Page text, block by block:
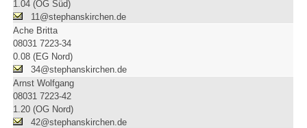
1.04 (OG Süd)
11@stephanskirchen.de
Ache Britta
08031 7223-34
0.08 (EG Nord)
34@stephanskirchen.de
Arnst Wolfgang
08031 7223-42
1.20 (OG Nord)
42@stephanskirchen.de